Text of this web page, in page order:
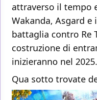
attraverso il tempo
Wakanda, Asgard e
battaglia contro Re
costruzione di
inizieranno nel 2025.
Qua sotto trovate